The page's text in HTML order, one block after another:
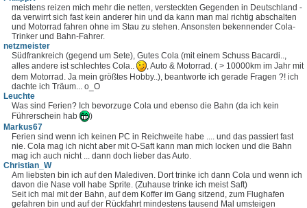
meistens reizen mich mehr die netten, versteckten Gegenden in Deutschland -
da verwirrt sich fast kein anderer hin und da kann man mal richtig abschalten
und Motorrad fahren ohne im Stau zu stehen. Ansonsten bekennender Cola-
Trinker und Bahn-Fahrer.
netzmeister
Südfrankreich (gegend um Sete), Gutes Cola (mit einem Schuss Bacardi..,
alles andere ist schlechtes Cola..
, Auto & Motorrad. ( > 10000km im Jahr mit
dem Motorrad. Ja mein größtes Hobby..), beantworte ich gerade Fragen ?! ich
dachte ich Träum... o_O
Leuchte
Was sind Ferien? Ich bevorzuge Cola und ebenso die Bahn (da ich kein
Führerschein hab
)
Markus67
Ferien sind wenn ich keinen PC in Reichweite habe .... und das passiert fast
nie. Cola mag ich nicht aber mit O-Saft kann man mich locken und die Bahn
mag ich auch nicht ... dann doch lieber das Auto.
Christian_W
Am liebsten bin ich auf den Malediven. Dort trinke ich dann Cola und wenn ich
davon die Nase voll habe Sprite. (Zuhause trinke ich meist Saft)
Seit ich mal mit der Bahn, auf dem Koffer im Gang sitzend, zum Flughafen
gefahren bin und auf der Rückfahrt mindestens tausend Mal umsteigen